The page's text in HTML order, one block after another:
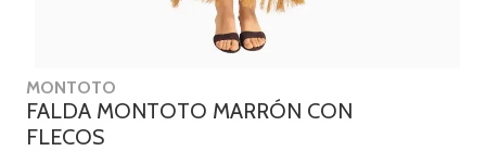
MONTOTO
FALDA MONTOTO MARRÓN CON
FLECOS